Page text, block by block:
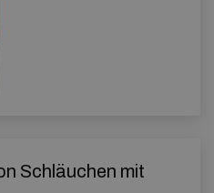
Schläuchen mit